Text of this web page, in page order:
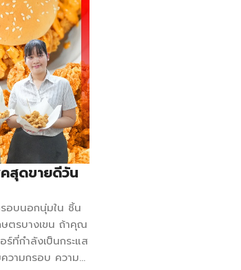
สุดขายดีวัน
อบนอกนุ่มใน ชิ้น
ตรบางเขน ถ้าคุณ
ที่กำลังเป็นกระแส
วามกรอบ ความ